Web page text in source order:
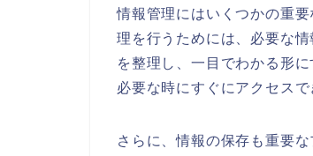
情報管理にはいくつかの重
理を行うためには、必要な
を整理し、一目でわかる形
必要な時にすぐにアクセス
さらに、情報の保存も重要